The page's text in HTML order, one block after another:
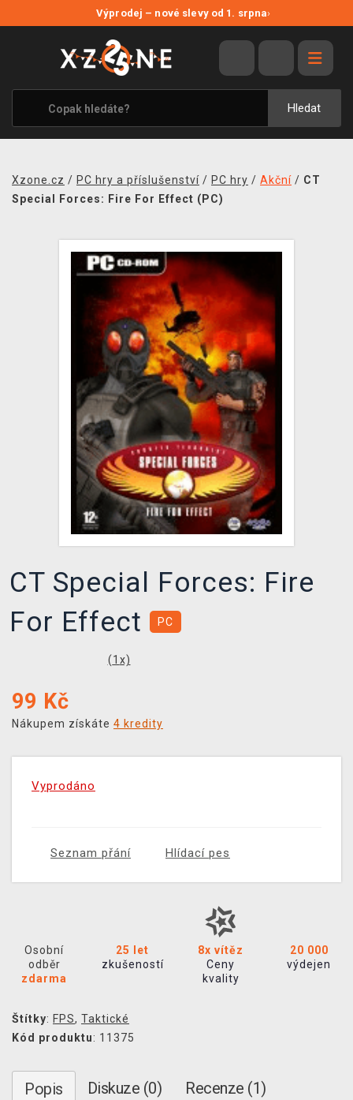
Výprodej – nové slevy od 1. srpna›
Hledat
VÝPRODEJ
VIDEOHRY
XZONE ORIGINALS
TÉMATIKY
MERCHANDISE
XZONE KLUB
TCG & BOARDGAME HUB
VÝKUP HER (BAZAR)
Xzone.cz / PC hry a příslušenství / PC hry / Akční / CT
Special Forces: Fire For Effect (PC)
CT Special Forces: Fire
For Effect
PC
(1 x)
99 Kč
Nákupem získáte 4 kredity
Vyprodáno
Seznam přání Hlídací pes
Osobní
odběr
zdarma
25 let
zkušeností
8x vítěz
Ceny
kvality
20 000
výdejen
Štítky: FPS, Taktické
Kód produktu: 11375
Popis Diskuze (0) Recenze (1)